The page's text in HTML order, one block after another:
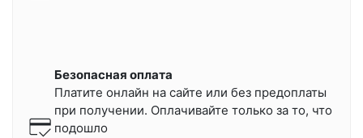
Безопасная оплата
Платите онлайн на сайте или без предоплаты
при получении. Оплачивайте только за то, что
подошло